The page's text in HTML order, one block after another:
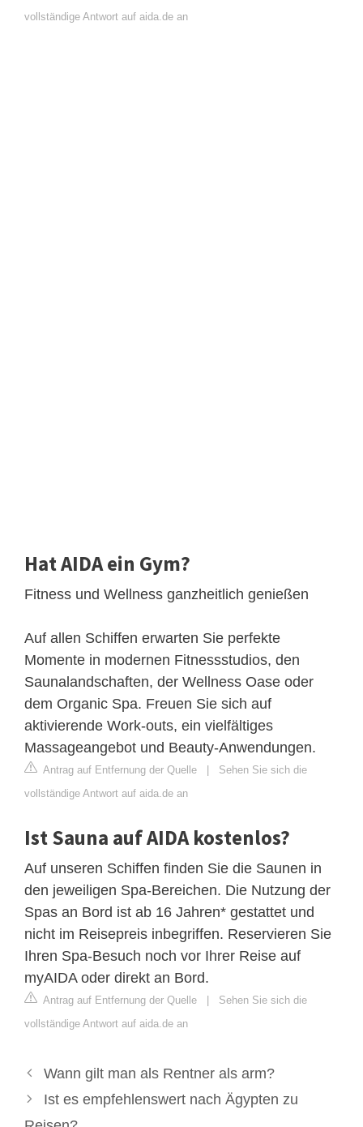
vollständige Antwort auf aida.de an
Hat AIDA ein Gym?
Fitness und Wellness ganzheitlich genießen
Auf allen Schiffen erwarten Sie perfekte
Momente in modernen Fitnessstudios, den
Saunalandschaften, der Wellness Oase oder
dem Organic Spa. Freuen Sie sich auf
aktivierende Work-outs, ein vielfältiges
Massageangebot und Beauty-Anwendungen.
Antrag auf Entfernung der Quelle | Sehen Sie sich die
vollständige Antwort auf aida.de an
Ist Sauna auf AIDA kostenlos?
Auf unseren Schiffen finden Sie die Saunen in
den jeweiligen Spa-Bereichen. Die Nutzung der
Spas an Bord ist ab 16 Jahren* gestattet und
nicht im Reisepreis inbegriffen. Reservieren Sie
Ihren Spa-Besuch noch vor Ihrer Reise auf
myAIDA oder direkt an Bord.
Antrag auf Entfernung der Quelle | Sehen Sie sich die
vollständige Antwort auf aida.de an
Wann gilt man als Rentner als arm?
Ist es empfehlenswert nach Ägypten zu